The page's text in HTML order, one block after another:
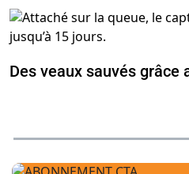
Des veaux sauvés grâce